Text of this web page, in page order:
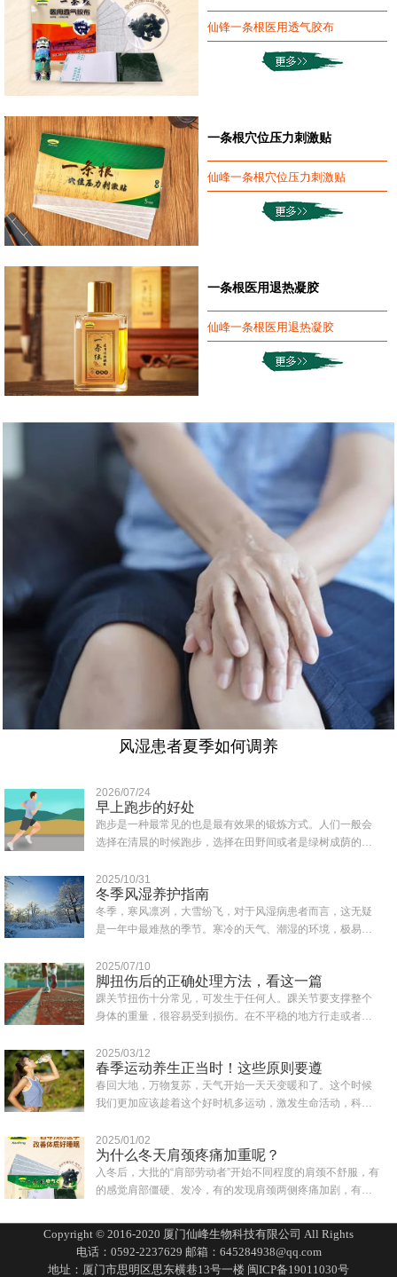
仙锋一条根医用透气胶布
一条根穴位压力刺激贴
仙峰一条根穴位压力刺激贴
一条根医用退热凝胶
仙峰一条根医用退热凝胶
风湿患者夏季如何调养
2026/07/24
早上跑步的好处
跑步是一种最常见的也是最有效果的锻炼方式。人们一般会
选择在清晨的时候跑步，选择在田野间或者是绿树成荫的地
2025/10/31
冬季风湿养护指南
冬季，寒风凛冽，大雪纷飞，对于风湿病患者而言，这无疑
是一年中最难熬的季节。寒冷的天气、潮湿的环境，极易诱
2025/07/10
脚扭伤后的正确处理方法，看这一篇
踝关节扭伤十分常见，可发生于任何人。踝关节要支撑整个
身体的重量，很容易受到损伤。在不平稳的地方行走或者鞋
2025/03/12
春季运动养生正当时！这些原则要遵
春回大地，万物复苏，天气开始一天天变暖和了。这个时候
我们更加应该趁着这个好时机多运动，激发生命活动，科学
2025/01/02
为什么冬天肩颈疼痛加重呢？
入冬后，大批的“肩部劳动者”开始不同程度的肩颈不舒服，有
的感觉肩部僵硬、发冷，有的发现肩颈两侧疼痛加剧，有的
Copyright © 2016-2020 厦门仙峰生物科技有限公司 All Rights
电话：0592-2237629 邮箱：645284938@qq.com
地址：厦门市思明区思东横巷13号一楼 闽ICP备19011030号